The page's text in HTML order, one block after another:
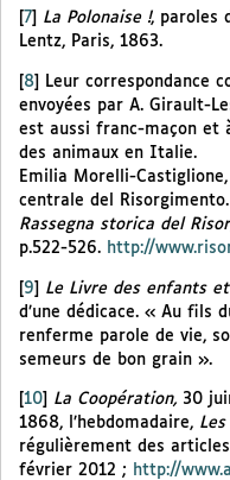
7 La Polonaise !, paroles
Lentz, Paris, 1863.
8
Leur correspondance
envoyées par A. Girault-
est aussi franc-maçon et
des animaux en Italie.
Emilia Morelli-
centrale del Risorgimento.
Rassegna storica del
p.522-526. http://
[9] Le Livre des enfants
d’une dédicace. « Au fils
renferme parole de vie,
semeurs de bon grain ».
10 La Coopération, 30
1868, l’hebdomadaire,
régulièrement des
février 2012 ; http://